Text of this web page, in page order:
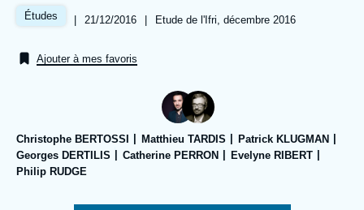
À propos de l'Ifri
Proche-Orient
Études |
Date
publication
21/12/2016 | Références
Etude de l'Ifri, décembre 2016
Ajouter à mes favoris
Christophe BERTOSSI Matthieu TARDIS
Patrick KLUGMAN
Georges DERTILIS
Catherine PERRON
Evelyne RIBERT
Philip RUDGE
Image